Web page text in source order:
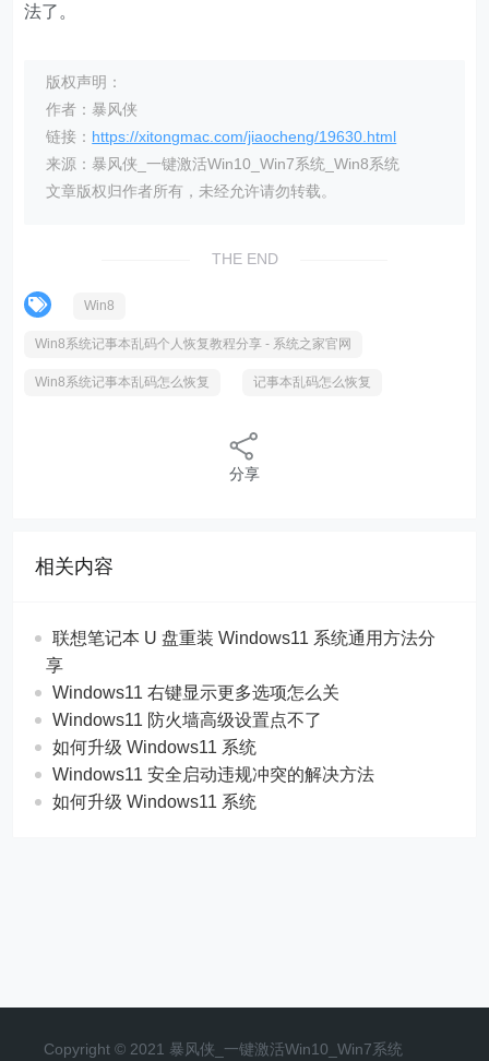
法了。
版权声明：
作者：暴风侠
链接： https://xitongmac.com/jiaocheng/19630.html
来源：暴风侠_一键激活Win10_Win7系统_Win8系统
文章版权归作者所有，未经允许请勿转载。
THE END
Win8
Win8系统记事本乱码个人恢复教程分享 - 系统之家官网
Win8系统记事本乱码怎么恢复 记事本乱码怎么恢复
分享
相关内容
联想笔记本 U 盘重装 Windows11 系统通用方法分
享
Windows11 右键显示更多选项怎么关
Windows11 防火墙高级设置点不了
如何升级 Windows11 系统
Windows11 安全启动违规冲突的解决方法
如何升级 Windows11 系统
Copyright © 2021 暴风侠_一键激活Win10_Win7系统